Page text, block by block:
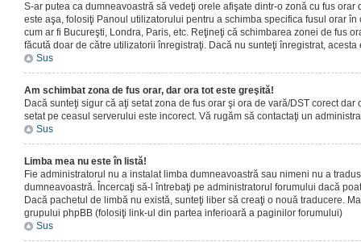
S-ar putea ca dumneavoastră să vedeţi orele afişate dintr-o zonă cu fus orar
este aşa, folosiţi Panoul utilizatorului pentru a schimba specifica fusul orar
cum ar fi Bucureşti, Londra, Paris, etc. Reţineţi că schimbarea zonei de fus
făcută doar de către utilizatorii înregistraţi. Dacă nu sunteţi înregistrat, acesta
Sus
Am schimbat zona de fus orar, dar ora tot este greşită!
Dacă sunteţi sigur că aţi setat zona de fus orar şi ora de vară/DST corect
setat pe ceasul serverului este incorect. Vă rugăm să contactaţi un
Sus
Limba mea nu este în listă!
Fie administratorul nu a instalat limba dumneavoastră sau nimeni nu a
dumneavoastră. Încercaţi să-l întrebaţi pe administratorul forumului dacă
Dacă pachetul de limbă nu există, sunteţi liber să creaţi o nouă traducere.
grupului phpBB (folosiţi link-ul din partea inferioară a paginilor forumului)
Sus